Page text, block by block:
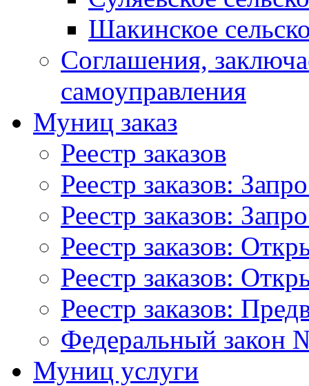
Шакинское
Соглашения,
самоуправления
Муниц заказ
Реестр заказов
Реестр заказов:
Реестр заказов:
Реестр заказов:
Реестр заказов:
Реестр заказов:
Федеральный закон
Муниц услуги